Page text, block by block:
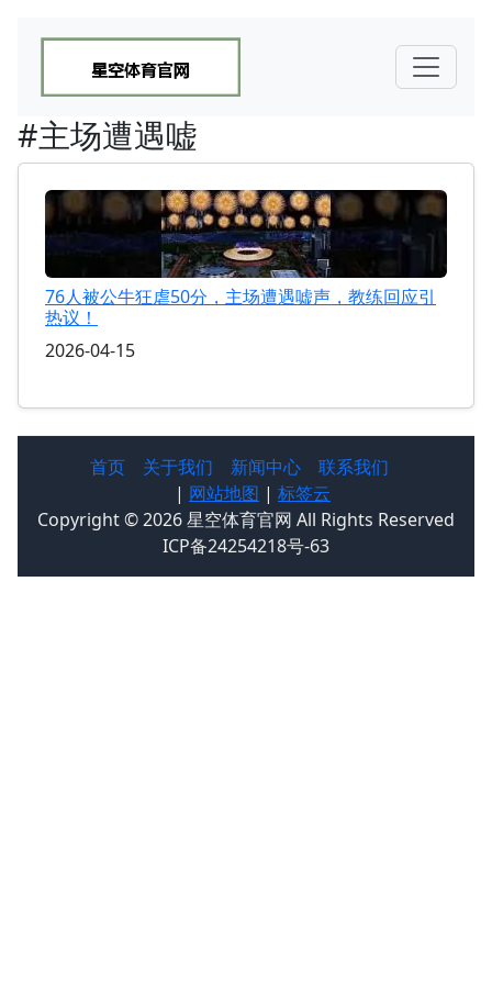
#主场遭遇嘘
76人被公牛狂虐50分，主场遭遇嘘声，教练回应引
热议！
2026-04-15
首页 关于我们 新闻中心
联系我们
| 网站地图 | 标签云
Copyright © 2026 星空体育官网 All Rights Reserved
ICP备24254218号-63